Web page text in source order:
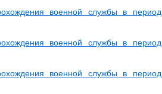
военной службы в период
военной службы в период
военной службы в период